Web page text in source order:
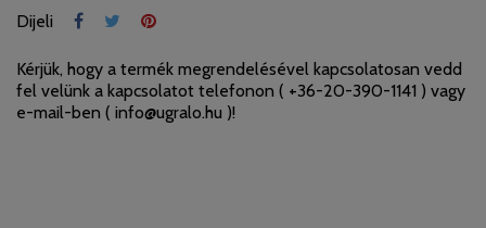
Dijeli
Kérjük, hogy a termék megrendelésével kapcsolatosan vedd
fel velünk a kapcsolatot telefonon ( +36-20-390-1141 ) vagy
e-mail-ben ( info@ugralo.hu )!